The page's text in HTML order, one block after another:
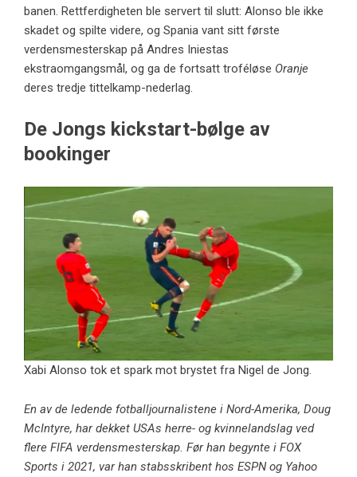
banen. Rettferdigheten ble servert til slutt: Alonso ble ikke
skadet og spilte videre, og Spania vant sitt første
verdensmesterskap på Andres Iniestas
ekstraomgangsmål, og ga de fortsatt troféløse Oranje
deres tredje tittelkamp-nederlag.
De Jongs kickstart-bølge av
bookinger
Xabi Alonso tok et spark mot brystet fra Nigel de Jong.
En av de ledende fotballjournalistene i Nord-Amerika, Doug
McIntyre, har dekket USAs herre- og kvinnelandslag ved
flere FIFA verdensmesterskap. Før han begynte i FOX
Sports i 2021, var han stabsskribent hos ESPN og Yahoo